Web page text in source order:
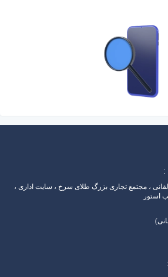
:
، مجتمع تجاری بزرگ طلای سرخ ، سایت اداری ،